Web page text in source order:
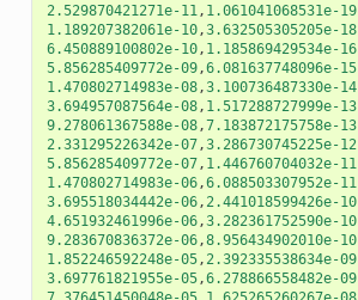
2.529870421271e-11, 1.061041068531e-19
1.189207382061e-10,3.632505305205e-18
6.450889100802e-10, 1.185869429534e-16
5.856285409772e-09,6.081637748096e-15
1.470802714983e-08,3.100736487330e-14
3.694957087564e-08, 1.517288727999e-13
9.278061367588e-08,7.183872175758e-13
2.331295226342e-07,3.286730745225e-12
5.856285409772e-07, 1.446760704032e-11
1.470802714983e-06,6.088503307952e-11
3.695518034442e-06,2.441018599426e-10
4.651932461996e-06,3.282361752590e-10
9.283670836372e-06,8.956434902010e-10
1.852246592248e-05,2.392335538634e-09
3.697761821955e-05,6.278866558482e-09